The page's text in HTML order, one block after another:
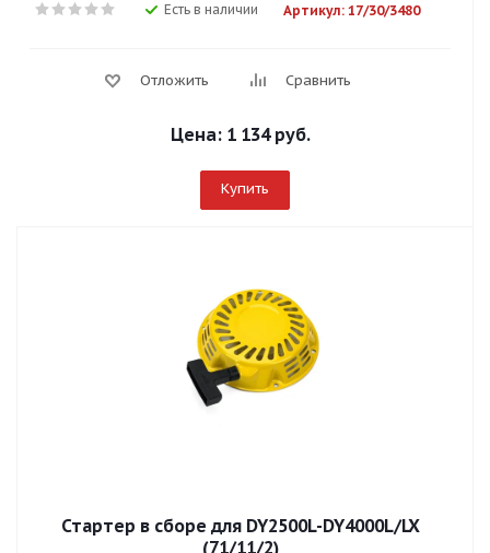
Есть в наличии Артикул: 17/30/3480
Отложить Сравнить
Цена: 1 134 руб.
Купить
Стартер в сборе для DY2500L-DY4000L/LX
(71/11/2)